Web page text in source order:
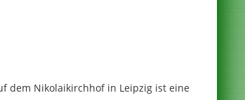
dem Nikolaikirchhof in Leipzig ist eine